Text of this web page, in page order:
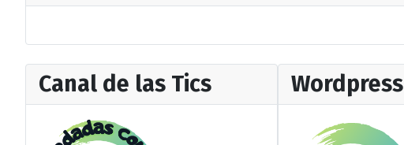
Canal de las Tics Wordpress